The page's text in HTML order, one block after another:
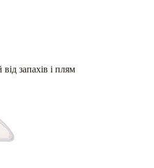
запахів і плям